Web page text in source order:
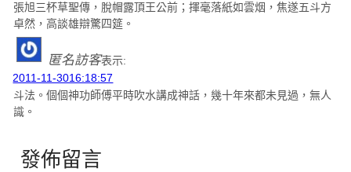
張旭三杯草聖傳，脫帽露頂王公前；揮毫落紙如雲烟，焦遂五斗方
卓然，高談雄辯驚四筵。
匿名訪客表示:
2011-11-3016:18:57
斗法。個個神功師傅平時吹水講成神話，幾十年來都未見過，無人
識。
發佈留言